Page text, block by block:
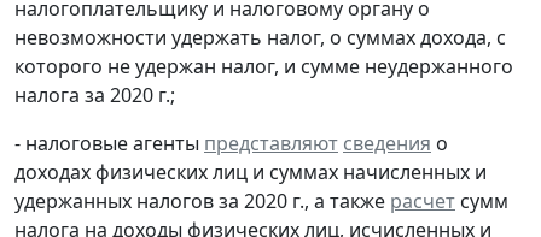
налогоплательщику и налоговому органу о
невозможности удержать налог, о суммах дохода, с
которого не удержан налог, и сумме неудержанного
налога за 2020 г.;
- налоговые агенты представляют сведения о
доходах физических лиц и суммах начисленных и
удержанных налогов за 2020 г., а также расчет сумм
налога на доходы физических лиц, исчисленных и